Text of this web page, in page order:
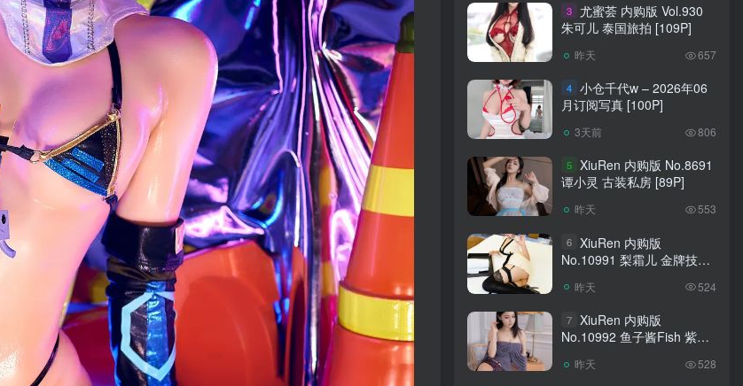
3 尤蜜荟 内购版 Vol.930
朱可儿 泰国旅拍 [109P]
昨天 657
4 小仓千代w – 2026年06
月订阅写真 [100P]
3天前 806
5 XiuRen 内购版 No.8691
谭小灵 古装私房 [89P]
昨天 553
6 XiuRen 内购版
No.10991 梨霜儿 金牌技师
昨天 524
7 XiuRen 内购版
No.10992 鱼子酱Fish 紫丝
昨天 528